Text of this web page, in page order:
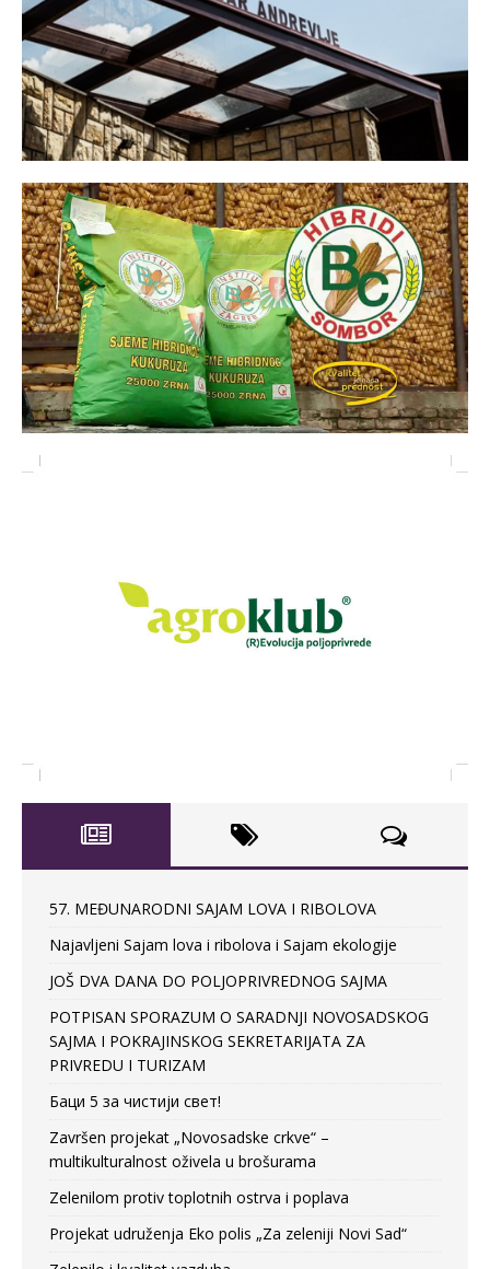
57. MEĐUNARODNI SAJAM LOVA I RIBOLOVA
Najavljeni Sajam lova i ribolova i Sajam ekologije
JOŠ DVA DANA DO POLJOPRIVREDNOG SAJMA
POTPISAN SPORAZUM O SARADNJI NOVOSADSKOG
SAJMA I POKRAJINSKOG SEKRETARIJATA ZA
PRIVREDU I TURIZAM
Баци 5 за чистији свет!
Završen projekat „Novosadske crkve“ –
multikulturalnost oživela u brošurama
Zelenilom protiv toplotnih ostrva i poplava
Projekat udruženja Eko polis „Za zeleniji Novi Sad“